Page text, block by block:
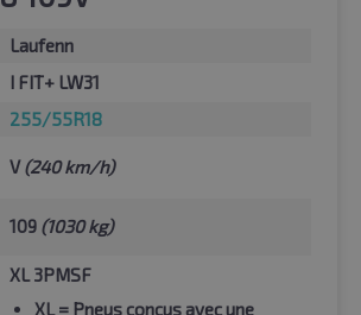
Laufenn
I FIT+ LW31
255/55R18
V(240 km/h)
109 (1030 kg)
XL 3PMSF
XL= Pneus conçus avec une